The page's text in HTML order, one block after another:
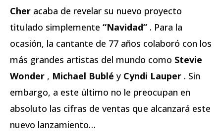
Cher acaba de revelar su nuevo proyecto
titulado simplemente “Navidad” . Para la
ocasión, la cantante de 77 años colaboró ​​con los
más grandes artistas del mundo como Stevie
Wonder , Michael Bublé y Cyndi Lauper . Sin
embargo, a este último no le preocupan en
absoluto las cifras de ventas que alcanzará este
nuevo lanzamiento…